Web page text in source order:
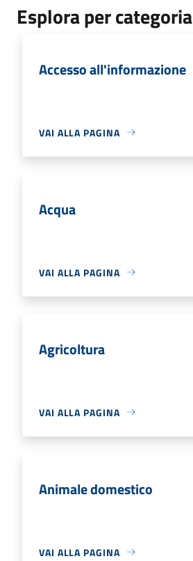
Esplora per categoria
Accesso all'informazione
VAI ALLA PAGINA
Acqua
VAI ALLA PAGINA
Agricoltura
VAI ALLA PAGINA
Animale domestico
VAI ALLA PAGINA